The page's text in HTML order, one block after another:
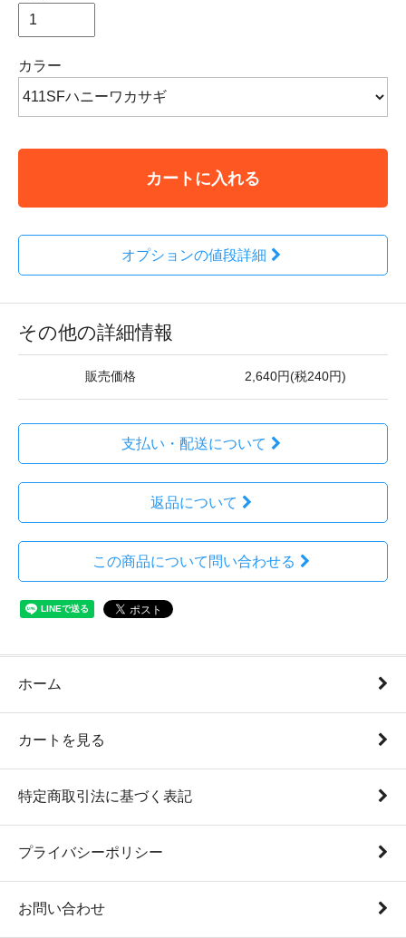
カラー
カートに入れる
オプションの値段詳細
その他の詳細情報
販売価格 2,640円(税240円)
支払い・配送について
返品について
この商品について問い合わせる
ホーム
カートを見る
特定商取引法に基づく表記
プライバシーポリシー
お問い合わせ